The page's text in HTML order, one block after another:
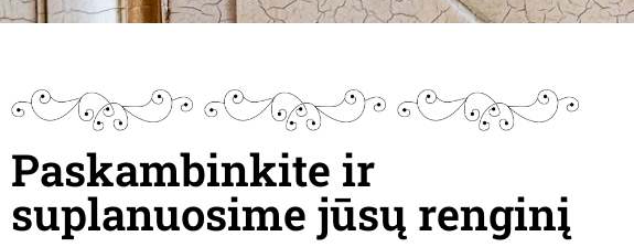
Paskambinkite ir
suplanuosime jūsų renginį